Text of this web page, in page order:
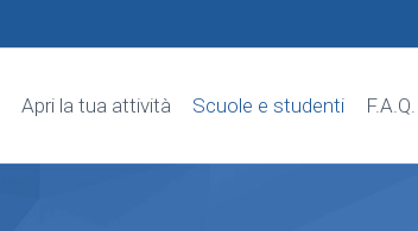
Apri la tua attività Scuole e studenti F.A.Q.